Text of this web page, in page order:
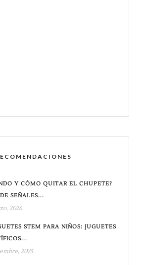
Y CÓMO QUITAR EL CHUPETE?
SEÑALES...
2026
STEM PARA NIÑOS: JUGUETES
2025